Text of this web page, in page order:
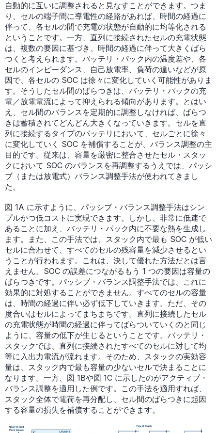
自動的に互いに調整されると見なすことができます。つま
り、セルの端子間に導電性の経路があれば、時間の経過に
伴って、各セルの間で充電の状態が自動的に均等化される
ということです。一方、直列に接続されたセルの充電状態
は、複数の要因に基づき、時間の経過に伴って大きくばら
つくと考えられます。バッテリ・パック内の温度差や、各
セルのインピーダンス、自己放電率、負荷の違いなどが原
因で、各セルの SOC は徐々に変化していく可能性がありま
す。そうしたセル間のばらつきは、バッテリ・パックの充
電／放電電流によって抑えられる傾向があります。とはい
え、セル間のバランスを定期的に調整しなければ、ばらつ
きは蓄積されてどんどん大きくなっていきます。セルを直
列に接続するタイプのバッテリにおいて、セルごとに徐々
に変化していく SOC を補償することが、バランス調整の主
目的です。従来は、容量を厳密に整合させたセル・スタッ
クにおいて SOC のバランスを再調整するうえでは、パッシ
ブ（または放電式）バランス調整手法が使われてきまし
た。
図 1A に示すように、パッシブ・バランス調整手法はシン
プルかつ低コストに実現できます。しかし、非常に低速で
あることに加え、バッテリ・パック内に不要な熱を生成し
ます。また、この手法では、スタック内で最も SOC が低い
セルに合わせて、すべてのセルの残容量を減少させるとい
うことが行われます。これは、決して優れた方法だとは言
えません。SOC の誤差につながるもう 1 つの要因は容量の
ばらつきです。パッシブ・バランス調整手法では、これに
効果的に対処することができません。すべてのセルの容量
は、時間の経過に伴い必ず低下していきます。ただ、その
度合いはセルによってまちまちです。直列に接続したセル
の充電状態が時間の経過に伴ってばらついていくのと同じ
ように、容量の低下が生じるということです。バッテリ・
スタックでは、直列に接続されたすべてのセルに対して均
等に入出力電流が流れます。そのため、スタックの実効容
量は、スタック内で最も容量の少ないセルで決まることに
なります。一方、図 1Bや図 1C に示したのがアクティブ・
バランス調整を適用した例です。この手法を適用すれば、
スタック全体で電荷を再分配し、セル間のばらつきに起因
する容量の損失を補償することができます。